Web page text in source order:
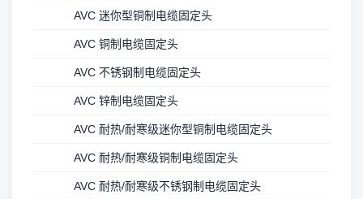
AVC 迷你型铜制电缆固定头
AVC 铜制电缆固定头
AVC 不锈钢制电缆固定头
AVC 锌制电缆固定头
AVC 耐热/耐寒级迷你型铜制电缆固定头
AVC 耐热/耐寒级铜制电缆固定头
AVC 耐热/耐寒级不锈钢制电缆固定头